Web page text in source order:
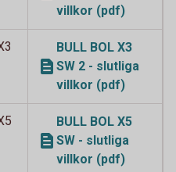
villkor (pdf)
BULL BOL X3
SW 2 - slutliga
villkor (pdf)
BULL BOL X5
SW - slutliga
villkor (pdf)